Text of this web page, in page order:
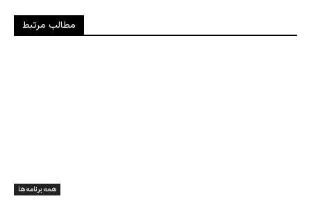
مطالب مرتبط
همه برنامه ها